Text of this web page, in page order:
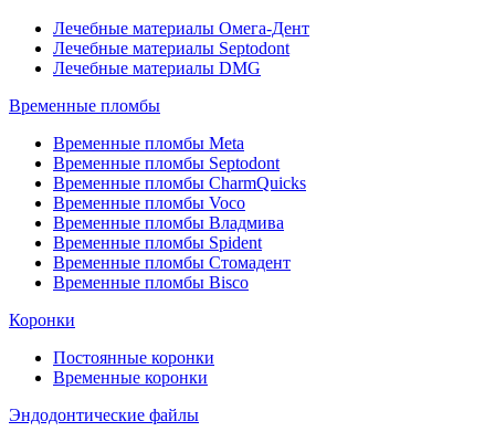
Лечебные материалы Омега-Дент
Лечебные материалы Septodont
Лечебные материалы DMG
Временные пломбы
Временные пломбы Meta
Временные пломбы Septodont
Временные пломбы CharmQuicks
Временные пломбы Voco
Временные пломбы Владмива
Временные пломбы Spident
Временные пломбы Стомадент
Временные пломбы Bisco
Коронки
Постоянные коронки
Временные коронки
Эндодонтические файлы